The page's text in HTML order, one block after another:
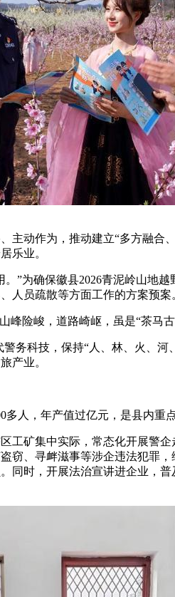
动作为，推动建立“多方融合
乐业。
确保徽县2026青泥岭山地越
人员疏散等方面工作的方案预案
峻，道路崎岖，虽是“茶马古
科技，保持“人、林、火、河
产业。
人，年产值过亿元，是县内重点
矿集中实际，常态化开展警企
窃、寻衅滋事等涉企违法犯罪
同时，开展法治宣讲进企业，